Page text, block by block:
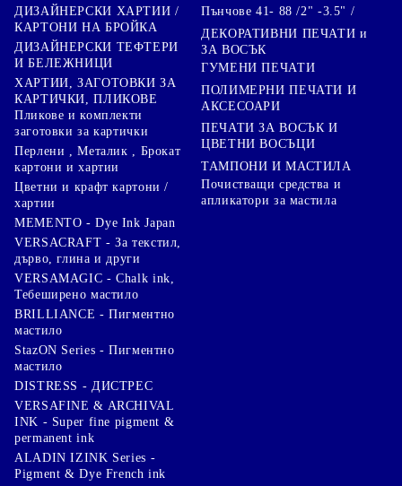
ДИЗАЙНЕРСКИ ХАРТИИ /
КАРТОНИ НА БРОЙКА
ДИЗАЙНЕРСКИ ТЕФТЕРИ
И БЕЛЕЖНИЦИ
ХАРТИИ, ЗАГОТОВКИ ЗА
КАРТИЧКИ, ПЛИКОВЕ
Пликове и комплекти
заготовки за картички
Перлени , Металик , Брокат
картони и хартии
Цветни и крафт картони /
хартии
Пънчове 41- 88 /2" -3.5" /
ДЕКОРАТИВНИ ПЕЧАТИ и
ЗА ВОСЪК
ГУМЕНИ ПЕЧАТИ
ПОЛИМЕРНИ ПЕЧАТИ И
АКСЕСОАРИ
ПЕЧАТИ ЗА ВОСЪК И
ЦВЕТНИ ВОСЪЦИ
ТАМПОНИ И МАСТИЛА
Почистващи средства и
апликатори за мастила
MEMENTO - Dye Ink Japan
VERSACRAFT - За текстил,
дърво, глина и други
VERSAMAGIC - Chalk ink,
Тебеширено мастило
BRILLIANCE - Пигментно
мастило
StazON Series - Пигментно
мастило
DISTRESS - ДИСТРЕС
VERSAFINE & ARCHIVAL
INK - Super fine pigment &
permanent ink
ALADIN IZINK Series -
Pigment & Dye French ink